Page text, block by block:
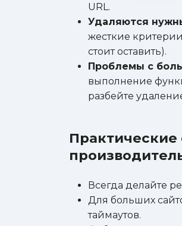
URL.
Удаляются
жесткие
стоит оставить).
Проблемы с
выполнение
разбейте
Практические
Всегда делайте
Для больших
таймаутов.